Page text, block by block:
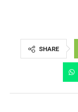
SHARE